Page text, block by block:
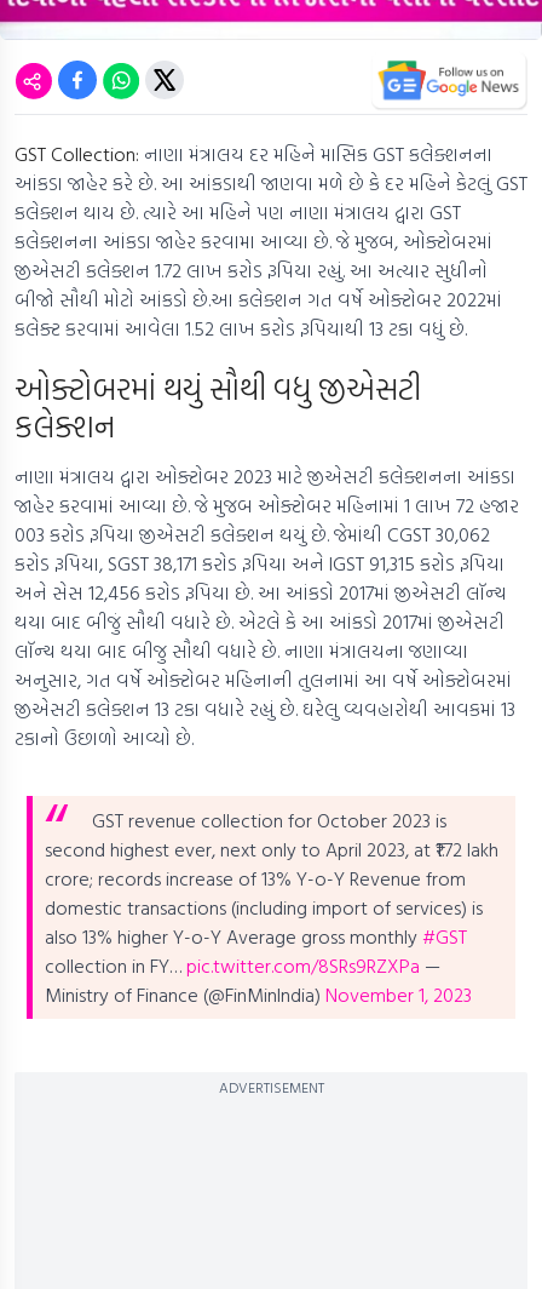
GST Collection: નાણા મંત્રાલય દર મહિને માસિક GST કલેક્શનના
આંકડા જાહેર કરે છે. આ આંકડાથી જાણવા મળે છે કે દર મહિને કેટલું GST
કલેક્શન થાય છે. ત્યારે આ મહિને પણ નાણા મંત્રાલય દ્વારા GST
કલેક્શનના આંકડા જાહેર કરવામા આવ્યા છે. જે મુજબ, ઓક્ટોબરમાં
જીએસટી કલેક્શન 1.72 લાખ કરોડ રૂપિયા રહ્યું. આ અત્યાર સુધીનો
બીજો સૌથી મોટો આંકડો છે.આ કલેક્શન ગત વર્ષે ઓક્ટોબર 2022માં
કલેક્ટ કરવામાં આવેલા 1.52 લાખ કરોડ રૂપિયાથી 13 ટકા વધું છે.
ઓક્ટોબરમાં થયું સૌથી વધુ જીએસટી
કલેક્શન
નાણા મંત્રાલય દ્વારા ઓક્ટોબર 2023 માટે જીએસટી કલેક્શનના આંકડા
જાહેર કરવામાં આવ્યા છે. જે મુજબ ઓક્ટોબર મહિનામાં 1 લાખ 72 હજાર
003 કરોડ રૂપિયા જીએસટી કલેક્શન થયું છે. જેમાંથી CGST 30,062
કરોડ રૂપિયા, SGST 38,171 કરોડ રૂપિયા અને IGST 91,315 કરોડ રૂપિયા
અને સેસ 12,456 કરોડ રૂપિયા છે. આ આંકડો 2017માં જીએસટી લૉન્ચ
થયા બાદ બીજું સૌથી વધારે છે. એટલે કે આ આંકડો 2017માં જીએસટી
લૉન્ચ થયા બાદ બીજુ સૌથી વધારે છે. નાણા મંત્રાલયના જણાવ્યા
અનુસાર, ગત વર્ષે ઓક્ટોબર મહિનાની તુલનામાં આ વર્ષે ઓક્ટોબરમાં
જીએસટી કલેક્શન 13 ટકા વધારે રહ્યું છે. ઘરેલુ વ્યવહારોથી આવકમાં 13
ટકાનો ઉછાળો આવ્યો છે.
GST revenue collection for October 2023 is
second highest ever, next only to April 2023, at ₹1.72 lakh
crore; records increase of 13% Y-o-Y Revenue from
domestic transactions (including import of services) is
also 13% higher Y-o-YAverage gross monthly#GST
collection in FY…pic.twitter.com/8SRs9RZXPa —
Ministry of Finance (@FinMinIndia) November 1, 2023
ADVERTISEMENT